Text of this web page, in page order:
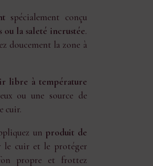
spécialement conçu
ou la saleté incrustée.
doucement la zone à
libre à température
ou une source de
cuir.
un produit de
le cuir et le protéger
propre et frottez